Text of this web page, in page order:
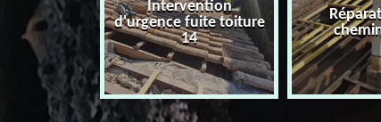
de
14
Intervention
d'urgence fuite toiture
14